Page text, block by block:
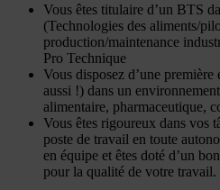
Vous êtes titulaire d’un BTS
(Technologies des aliments/
production/maintenance
Pro Technique
Vous disposez d’une première
aussi !) dans un
alimentaire, pharmaceutique,
Vous êtes rigoureux dans vos
poste de travail en toute
en équipe et êtes doté d’un
pour la qualité de votre travail.